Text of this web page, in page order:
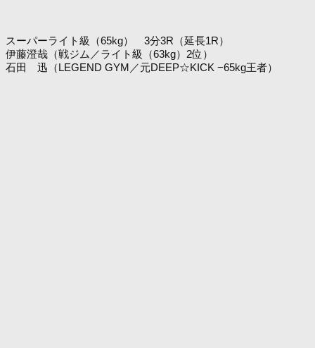
スーパーライト級（65kg） 3分3R（延長1R）
伊藤澄哉（戦ジム／ライト級（63kg）2位）
石田 迅（LEGEND GYM／元DEEP☆KICK −65kg王者）